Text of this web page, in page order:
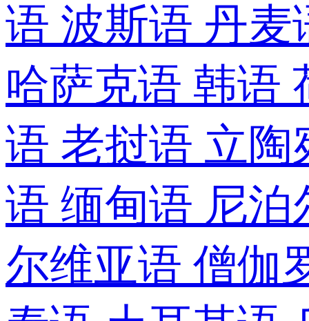
语 波斯语 丹
哈萨克语 韩语
语 老挝语 立
语 缅甸语 尼
尔维亚语 僧伽